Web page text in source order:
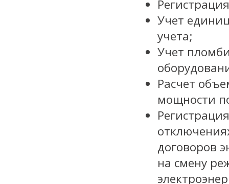
Учет
учета;
Учет
Расчет
мощности
договоров
на смену